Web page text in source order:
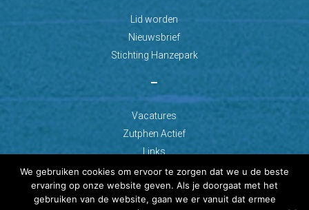
Lid worden
Nieuwsbrief
Stichting Hanzepark
–
Vacatures
Zutphen Actief
Links
We gebruiken cookies om ervoor te zorgen dat we u de beste
ervaring op onze website geven. Als je doorgaat met het
gebruiken van de website, gaan we er vanuit dat ermee